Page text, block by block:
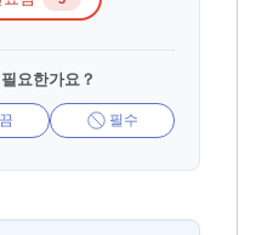
요한가요？
필수